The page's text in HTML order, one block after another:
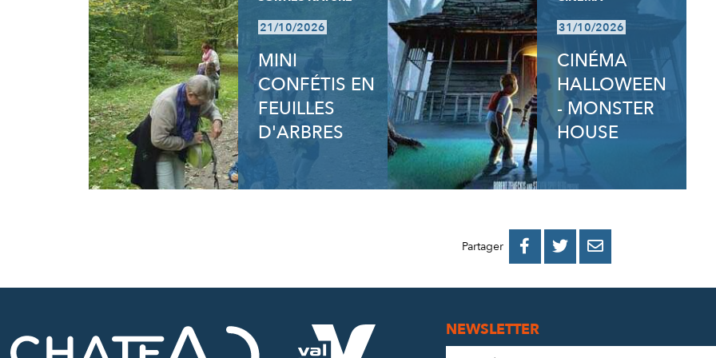
21/10/2026
MINI
CONFÉTIS EN
FEUILLES
D'ARBRES
31/10/2026
CINÉMA
HALLOWEEN
- MONSTER
HOUSE
Partager 
PARTAGER
PARTAGER
PARTAGER
NEWSLETTER